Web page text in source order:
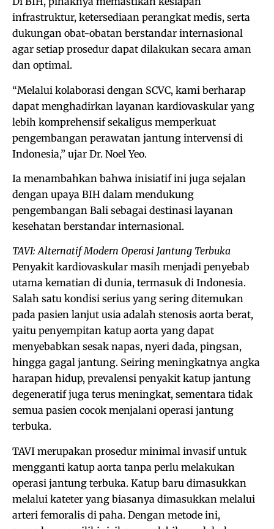
infrastruktur, ketersediaan perangkat medis, serta
dukungan obat-obatan berstandar internasional
agar setiap prosedur dapat dilakukan secara aman
dan optimal.
“Melalui kolaborasi dengan SCVC, kami berharap
dapat menghadirkan layanan kardiovaskular yang
lebih komprehensif sekaligus memperkuat
pengembangan perawatan jantung intervensi di
Indonesia,” ujar Dr. Noel Yeo.
Ia menambahkan bahwa inisiatif ini juga sejalan
dengan upaya BIH dalam mendukung
pengembangan Bali sebagai destinasi layanan
kesehatan berstandar internasional.
TAVI: Alternatif Modern Operasi Jantung Terbuka
Penyakit kardiovaskular masih menjadi penyebab
utama kematian di dunia, termasuk di Indonesia.
Salah satu kondisi serius yang sering ditemukan
pada pasien lanjut usia adalah stenosis aorta berat,
yaitu penyempitan katup aorta yang dapat
menyebabkan sesak napas, nyeri dada, pingsan,
hingga gagal jantung. Seiring meningkatnya angka
harapan hidup, prevalensi penyakit katup jantung
degeneratif juga terus meningkat, sementara tidak
semua pasien cocok menjalani operasi jantung
terbuka.
TAVI merupakan prosedur minimal invasif untuk
mengganti katup aorta tanpa perlu melakukan
operasi jantung terbuka. Katup baru dimasukkan
melalui kateter yang biasanya dimasukkan melalui
arteri femoralis di paha. Dengan metode ini,